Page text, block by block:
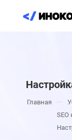
Главная —
SEO